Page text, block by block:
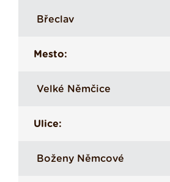
Břeclav
Mesto:
Velké Němčice
Ulice:
Boženy Němcové